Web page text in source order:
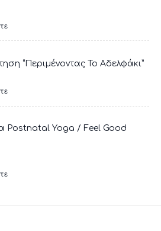
“Περιμένοντας Το Αδελφάκι”
Postnatal Yoga / Feel Good